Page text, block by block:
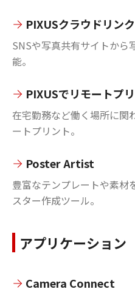
PIXUSクラウドリンク
SNSや写真共有サイトから
能。
PIXUSでリモートプ
在宅勤務など働く場所に関
ートプリント。
Poster Artist
豊富なテンプレートや素材
スター作成ツール。
アプリケーション
Camera Connect